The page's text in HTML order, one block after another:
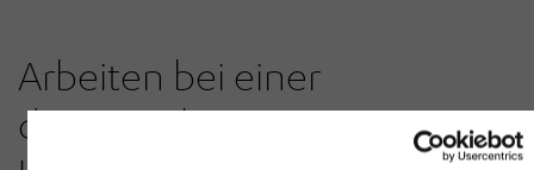
Arbeiten bei einer
dynamischen